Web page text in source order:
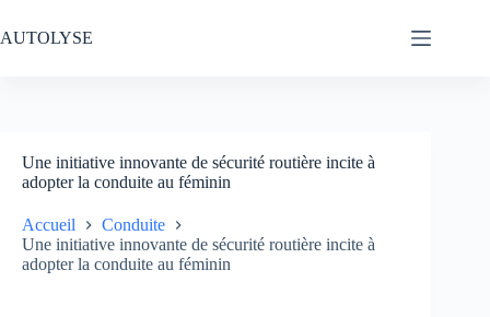
au
contenu
AUTOLYSE
Une initiative innovante de sécurité routière incite à
adopter la conduite au féminin
Accueil
Conduite
Une initiative innovante de sécurité routière incite à
adopter la conduite au féminin